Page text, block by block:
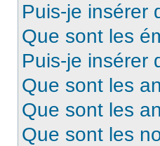
Puis-je insérer
Que sont les
Puis-je insérer
Que sont les
Que sont les
Que sont les